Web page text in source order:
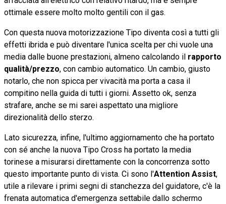
ottimale essere molto molto gentili con il gas.
Con questa nuova motorizzazione Tipo diventa così a tutti gli
effetti ibrida e può diventare l'unica scelta per chi vuole una
media dalle buone prestazioni, almeno calcolando il rapporto
qualità/prezzo, con cambio automatico. Un cambio, giusto
notarlo, che non spicca per vivacità ma porta a casa il
compitino nella guida di tutti i giorni. Assetto ok, senza
strafare, anche se mi sarei aspettato una migliore
direzionalità dello sterzo.
Lato sicurezza, infine, l'ultimo aggiornamento che ha portato
con sé anche la nuova Tipo Cross ha portato la media
torinese a misurarsi direttamente con la concorrenza sotto
questo importante punto di vista. Ci sono l'Attention Assist,
utile a rilevare i primi segni di stanchezza del guidatore, c'è la
frenata automatica d'emergenza settabile dallo schermo